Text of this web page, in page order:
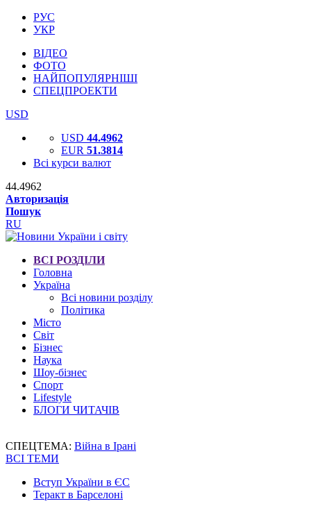
РУС
УКР
ВІДЕО
ФОТО
НАЙПОПУЛЯРНІШІ
СПЕЦПРОЕКТИ
USD
USD 44.4962
EUR 51.3814
Всі курси валют
44.4962
Авторизація
Пошук
RU
ВСІ РОЗДІЛИ
Головна
Україна
Всі новини розділу
Політика
Місто
Світ
Бізнес
Наука
Шоу-бізнес
Спорт
Lifestyle
БЛОГИ ЧИТАЧІВ
СПЕЦТЕМА: Війна в Ірані
ВСІ ТЕМИ
Вступ України в ЄС
Теракт в Барселоні